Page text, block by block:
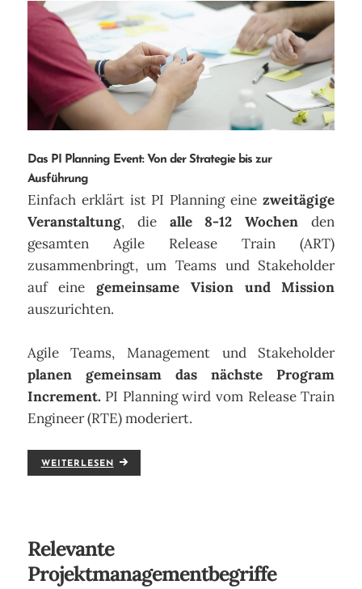
Das PI Planning Event: Von der Strategie bis zur
Ausführung
Einfach erklärt ist PI Planning einezweitägige
Veranstaltung, die alle 8-12 Wochen den
gesamten Agile Release Train (ART)
zusammenbringt, um Teams und Stakeholder
auf einegemeinsame Vision und Mission
auszurichten.
Agile Teams, Management und Stakeholder
planen gemeinsam das nächste Program
Increment.PI Planning wird vom Release Train
Engineer (RTE) moderiert.
WEITERLESEN
Relevante
Projektmanagementbegriffe